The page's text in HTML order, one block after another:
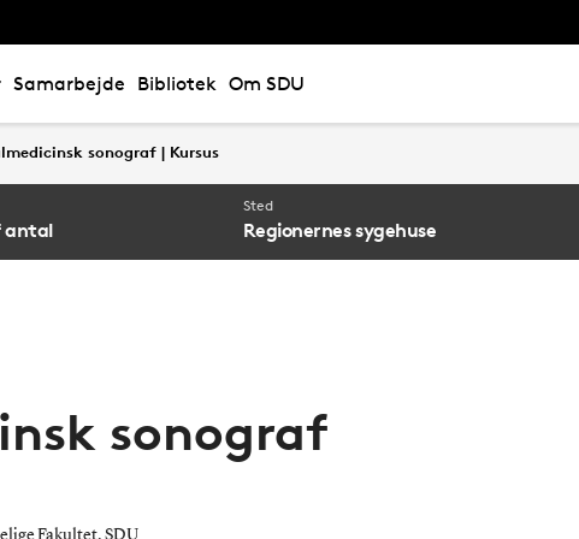
Samarbejde Bibliotek Om SDU
sonograf | Kursus
antal
Sted
Regionernes sygehuse
sonograf
Fakultet, SDU